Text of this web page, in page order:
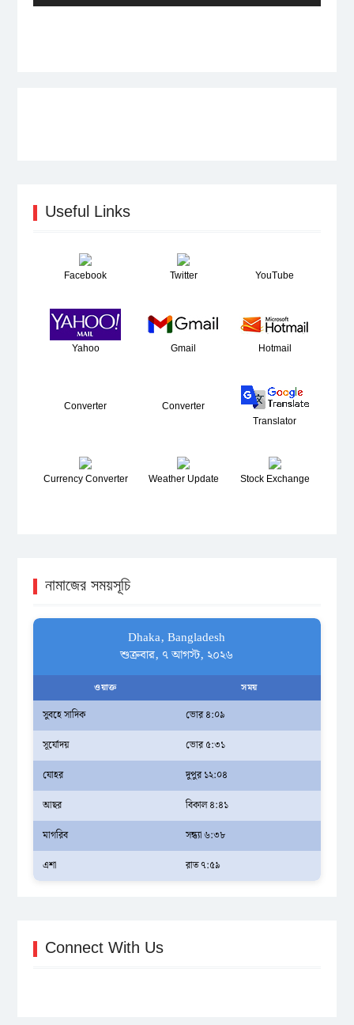
post:
Useful Links
Facebook Twitter YouTube
Yahoo Gmail Hotmail
Converter
Converter
Translator
Currency Converter Weather Update Stock Exchange
নামাজের সময়সূচি
Dhaka, Bangladesh
শুক্রবার, ৭ আগস্ট, ২০২৬
ওয়াক্ত সময়
সুবহে সাদিক
ভোর ৪:০৯
সূর্যোদয়
ভোর ৫:৩১
যোহর
দুপুর ১২:০৪
আছর
বিকাল ৪:৪১
মাগরিব
সন্ধ্যা ৬:৩৮
এশা
রাত ৭:৫৯
Connect With Us